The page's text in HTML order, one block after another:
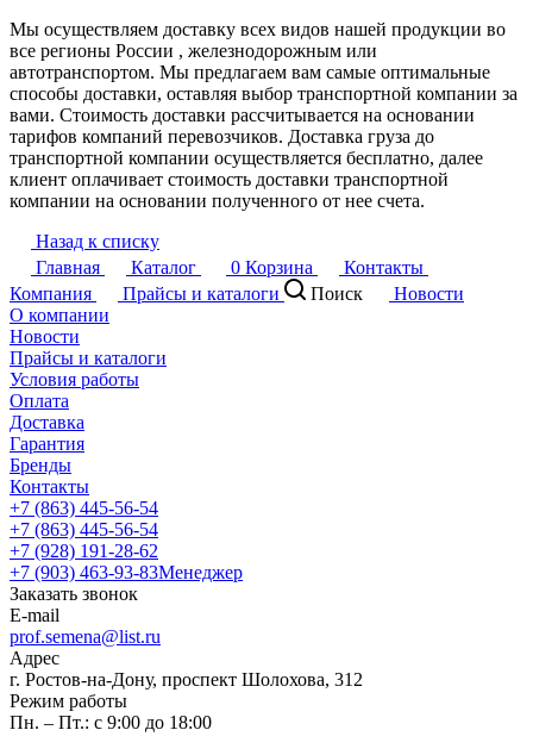
Мы осуществляем доставку всех видов нашей продукции во
все регионы России , железнодорожным или
автотранспортом. Мы предлагаем вам самые оптимальные
способы доставки, оставляя выбор транспортной компании за
вами. Стоимость доставки рассчитывается на основании
тарифов компаний перевозчиков. Доставка груза до
транспортной компании осуществляется бесплатно, далее
клиент оплачивает стоимость доставки транспортной
компании на основании полученного от нее счета.
Назад к списку
Главная
Каталог 0 Корзина
Контакты
Компания
Прайсы и каталоги Поиск
Новости
О компании
Новости
Прайсы и каталоги
Условия работы
Оплата
Доставка
Гарантия
Бренды
Контакты
+7 (863) 445-56-54
+7 (863) 445-56-54
+7 (928) 191-28-62
+7 (903) 463-93-83Менеджер
Заказать звонок
E-mail
prof.semena@list.ru
Адрес
г. Ростов-на-Дону, проспект Шолохова, 312
Режим работы
Пн. – Пт.: с 9:00 до 18:00